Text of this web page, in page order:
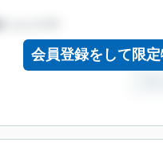
会員登録をして限